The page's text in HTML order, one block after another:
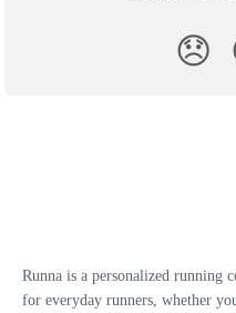
😞
Runna is a personalized running
for everyday runners, whether